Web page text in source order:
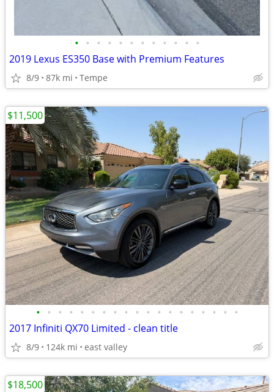
• • • • • • • • • • • •
2019 Lexus ES350 Base with Premium Features
8/9 87k mi Tempe
• • • • • • • • • • • • • • • • • • •
2017 Infiniti QX70 Limited - clean title
8/9 124k mi east valley
$11,500
$18,500